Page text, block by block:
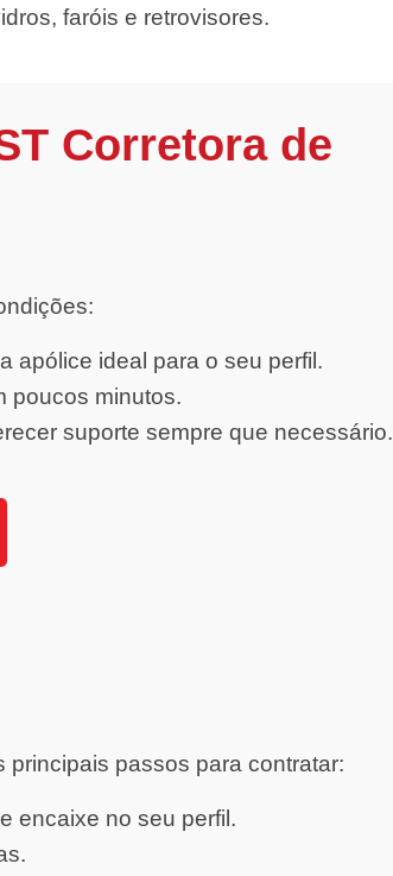
faróis e retrovisores.
Corretora de
apólice ideal para o seu perfil.
poucos minutos.
suporte sempre que necessário.
passos para contratar:
encaixe no seu perfil.